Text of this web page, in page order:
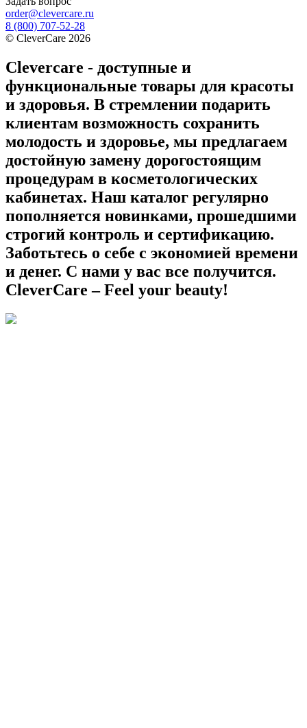
order@clevercare.ru
8 (800) 707-52-28
© CleverCare 2026
Clevercare - доступные и
функциональные товары для красоты
и здоровья. В стремлении подарить
клиентам возможность сохранить
молодость и здоровье, мы предлагаем
достойную замену дорогостоящим
процедурам в косметологических
кабинетах. Наш каталог регулярно
пополняется новинками, прошедшими
строгий контроль и сертификацию.
Заботьтесь о себе с экономией времени
и денег. С нами у вас все получится.
CleverCare – Feel your beauty!